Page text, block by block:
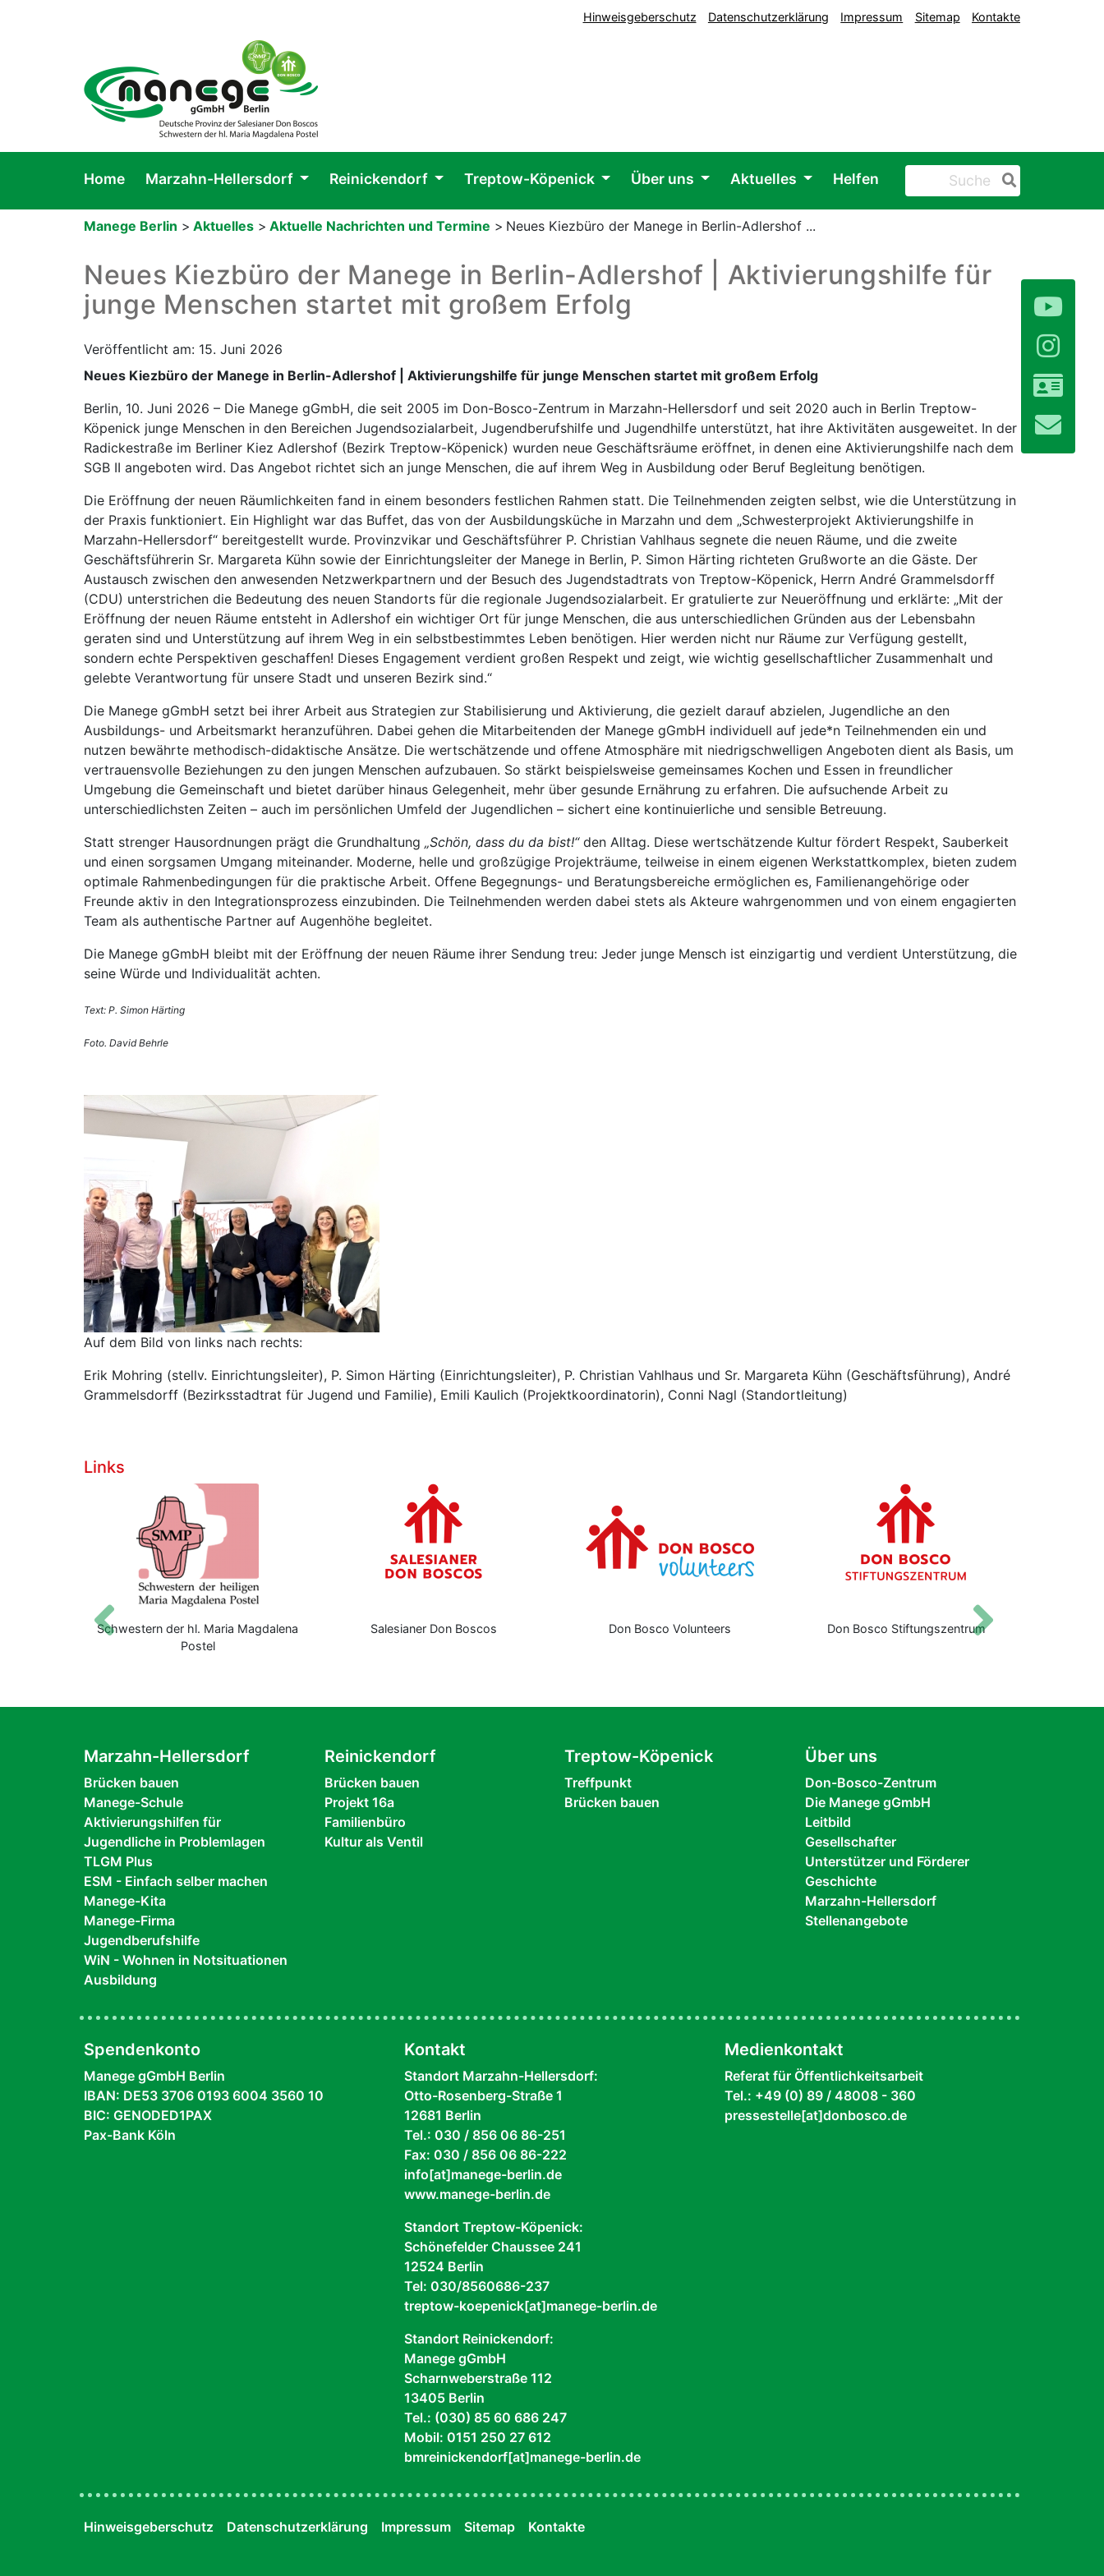
Hinweisgeberschutz Datenschutzerklärung Impressum Sitemap Kontakte
Home Marzahn-Hellersdorf Reinickendorf Treptow-Köpenick Über uns Aktuelles Helfen
Manege Berlin > Aktuelles > Aktuelle Nachrichten und Termine > Neues Kiezbüro der Manege in Berlin-Adlershof ...
Neues Kiezbüro der Manege in Berlin-Adlershof | Aktivierungshilfe für
junge Menschen startet mit großem Erfolg
Veröffentlicht am: 15. Juni 2026
Neues Kiezbüro der Manege in Berlin-Adlershof | Aktivierungshilfe für junge Menschen startet mit großem Erfolg
Berlin, 10. Juni 2026 – Die Manege gGmbH, die seit 2005 im Don-Bosco-Zentrum in Marzahn-Hellersdorf und seit 2020 auch in Berlin Treptow-
Köpenick junge Menschen in den Bereichen Jugendsozialarbeit, Jugendberufshilfe und Jugendhilfe unterstützt, hat ihre Aktivitäten ausgeweitet. In der
Radickestraße im Berliner Kiez Adlershof (Bezirk Treptow-Köpenick) wurden neue Geschäftsräume eröffnet, in denen eine Aktivierungshilfe nach dem
SGB II angeboten wird. Das Angebot richtet sich an junge Menschen, die auf ihrem Weg in Ausbildung oder Beruf Begleitung benötigen.
Die Eröffnung der neuen Räumlichkeiten fand in einem besonders festlichen Rahmen statt. Die Teilnehmenden zeigten selbst, wie die Unterstützung in
der Praxis funktioniert. Ein Highlight war das Buffet, das von der Ausbildungsküche in Marzahn und dem „Schwesterprojekt Aktivierungshilfe in
Marzahn-Hellersdorf“ bereitgestellt wurde. Provinzvikar und Geschäftsführer P. Christian Vahlhaus segnete die neuen Räume, und die zweite
Geschäftsführerin Sr. Margareta Kühn sowie der Einrichtungsleiter der Manege in Berlin, P. Simon Härting richteten Grußworte an die Gäste. Der
Austausch zwischen den anwesenden Netzwerkpartnern und der Besuch des Jugendstadtrats von Treptow-Köpenick, Herrn André Grammelsdorff
(CDU) unterstrichen die Bedeutung des neuen Standorts für die regionale Jugendsozialarbeit. Er gratulierte zur Neueröffnung und erklärte: „Mit der
Eröffnung der neuen Räume entsteht in Adlershof ein wichtiger Ort für junge Menschen, die aus unterschiedlichen Gründen aus der Lebensbahn
geraten sind und Unterstützung auf ihrem Weg in ein selbstbestimmtes Leben benötigen. Hier werden nicht nur Räume zur Verfügung gestellt,
sondern echte Perspektiven geschaffen! Dieses Engagement verdient großen Respekt und zeigt, wie wichtig gesellschaftlicher Zusammenhalt und
gelebte Verantwortung für unsere Stadt und unseren Bezirk sind.“
Die Manege gGmbH setzt bei ihrer Arbeit aus Strategien zur Stabilisierung und Aktivierung, die gezielt darauf abzielen, Jugendliche an den
Ausbildungs- und Arbeitsmarkt heranzuführen. Dabei gehen die Mitarbeitenden der Manege gGmbH individuell auf jede*n Teilnehmenden ein und
nutzen bewährte methodisch-didaktische Ansätze. Die wertschätzende und offene Atmosphäre mit niedrigschwelligen Angeboten dient als Basis, um
vertrauensvolle Beziehungen zu den jungen Menschen aufzubauen. So stärkt beispielsweise gemeinsames Kochen und Essen in freundlicher
Umgebung die Gemeinschaft und bietet darüber hinaus Gelegenheit, mehr über gesunde Ernährung zu erfahren. Die aufsuchende Arbeit zu
unterschiedlichsten Zeiten – auch im persönlichen Umfeld der Jugendlichen – sichert eine kontinuierliche und sensible Betreuung.
Statt strenger Hausordnungen prägt die Grundhaltung „Schön, dass du da bist!“den Alltag. Diese wertschätzende Kultur fördert Respekt, Sauberkeit
und einen sorgsamen Umgang miteinander. Moderne, helle und großzügige Projekträume, teilweise in einem eigenen Werkstattkomplex, bieten zudem
optimale Rahmenbedingungen für die praktische Arbeit. Offene Begegnungs- und Beratungsbereiche ermöglichen es, Familienangehörige oder
Freunde aktiv in den Integrationsprozess einzubinden. Die Teilnehmenden werden dabei stets als Akteure wahrgenommen und von einem engagierten
Team als authentische Partner auf Augenhöhe begleitet.
Die Manege gGmbH bleibt mit der Eröffnung der neuen Räume ihrer Sendung treu: Jeder junge Mensch ist einzigartig und verdient Unterstützung, die
seine Würde und Individualität achten.
Text: P. Simon Härting
Foto. David Behrle
Auf dem Bild von links nach rechts:
Erik Mohring (stellv. Einrichtungsleiter), P. Simon Härting (Einrichtungsleiter), P. Christian Vahlhaus und Sr. Margareta Kühn (Geschäftsführung), André
Grammelsdorff (Bezirksstadtrat für Jugend und Familie), Emili Kaulich (Projektkoordinatorin), Conni Nagl (Standortleitung)
Links
Schwestern der hl. Maria Magdalena
Postel
Salesianer Don Boscos Don Bosco Volunteers Don Bosco Stiftungszentrum
Zurück
Marzahn-Hellersdorf
Brücken bauen
Manege-Schule
Aktivierungshilfen für
Jugendliche in Problemlagen
TLGM Plus
ESM - Einfach selber machen
Manege-Kita
Manege-Firma
Jugendberufshilfe
WiN - Wohnen in Notsituationen
Ausbildung
Reinickendorf
Brücken bauen
Projekt 16a
Familienbüro
Kultur als Ventil
Treptow-Köpenick
Treffpunkt
Brücken bauen
Über uns
Don-Bosco-Zentrum
Die Manege gGmbH
Leitbild
Gesellschafter
Unterstützer und Förderer
Geschichte
Marzahn-Hellersdorf
Stellenangebote
Spendenkonto
Manege gGmbH Berlin
IBAN: DE53 3706 0193 6004 3560 10
BIC: GENODED1PAX
Pax-Bank Köln
Kontakt
Standort Marzahn-Hellersdorf:
Otto-Rosenberg-Straße 1
12681 Berlin
Tel.: 030 / 856 06 86-251
Fax: 030 / 856 06 86-222
info[at]manege-berlin.de
www.manege-berlin.de
Standort Treptow-Köpenick:
Schönefelder Chaussee 241
12524 Berlin
Tel: 030/8560686-237
treptow-koepenick[at]manege-berlin.de
Standort Reinickendorf:
Manege gGmbH
Scharnweberstraße 112
13405 Berlin
Tel.: (030) 85 60 686 247
Mobil: 0151 250 27 612
bmreinickendorf[at]manege-berlin.de
Medienkontakt
Referat für Öffentlichkeitsarbeit
Tel.: +49 (0) 89 / 48008 - 360
pressestelle[at]donbosco.de
Hinweisgeberschutz Datenschutzerklärung Impressum Sitemap Kontakte